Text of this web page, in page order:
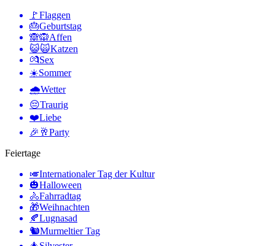
🚩Flaggen
🎂Geburtstag
🙈🙉Affen
😺🙀Katzen
💏Sex
☀️Sommer
🌧Wetter
😔Traurig
❤️Liebe
🎉🥂Party
Feiertage
🎺Internationaler Tag der Kultur
🎃Halloween
🚴Fahrradtag
🎁Weihnachten
🍂Lugnasad
🐿Murmeltier Tag